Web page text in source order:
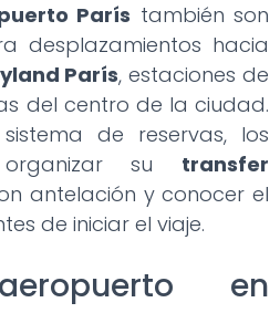
París también son
desplazamientos hacia
París, estaciones de
del centro de la ciudad.
de reservas, los
su transfer
antelación y conocer el
de iniciar el viaje.
en